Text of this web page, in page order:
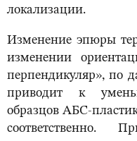
локализации.
Изменение эпюры
изменении
перпендикуляр», по
приводит к
образцов АБС-